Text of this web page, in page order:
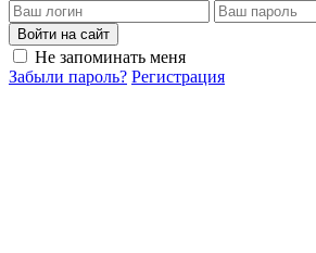
Войти на сайт
Не запоминать меня
Забыли пароль? Регистрация